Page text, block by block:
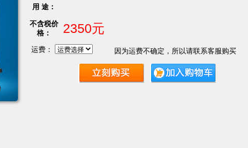
用 途：
不含税价
格：
2350元
运费： 因为运费不确定，所以请联系客服购买